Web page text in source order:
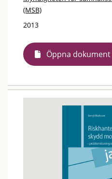
(MSB)
2013
Öppna dokument